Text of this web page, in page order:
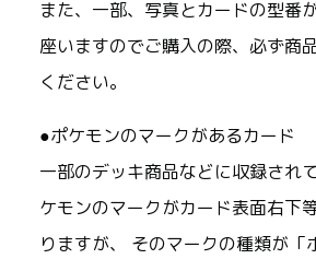
また、一部、写真とカードの型番
座いますのでご購入の際、必ず商
ください。
●ポケモンのマークがあるカード
一部のデッキ商品などに収録され
ケモンのマークがカード表面右下
りますが、 そのマークの種類が「